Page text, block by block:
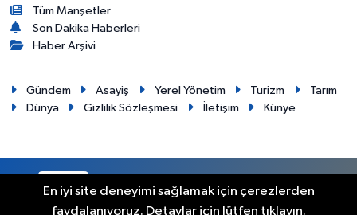
Tüm Manşetler
Son Dakika Haberleri
Haber Arşivi
Gündem Asayiş Yerel Yönetim Turizm
Tarım
Dünya
Gizlilik Sözleşmesi İletişim Künye
En iyi site deneyimi sağlamak için çerezlerden
faydalanıyoruz. Detaylar için lütfen tıklayın.